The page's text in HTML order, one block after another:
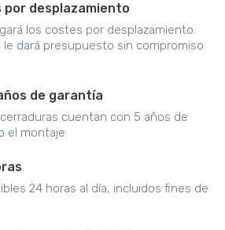
por desplazamiento
los costes por desplazamiento.
dará presupuesto sin compromiso
de garantía
cuentan con 5 años de
el montaje.
24 horas al día, incluidos fines de